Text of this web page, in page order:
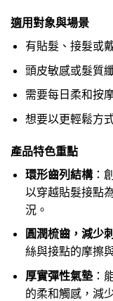
適用對象與場景
有貼髮、接髮或
頭皮敏感或髮質
需要每日柔和按
想要以更輕鬆方
產品特色重點
環形齒列結構：
以穿越貼髮接點
況。
圓潤梳齒，減少
絲與接點的摩擦
厚實彈性氣墊：
的柔和觸感，減